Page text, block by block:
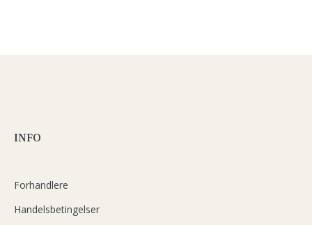
INFO
Forhandlere
Handelsbetingelser